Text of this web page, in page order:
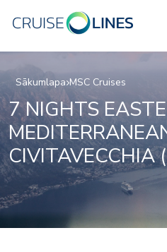
Sākumlapa MSC Cruises
7 NIGHTS
CIVITAVECCHIA